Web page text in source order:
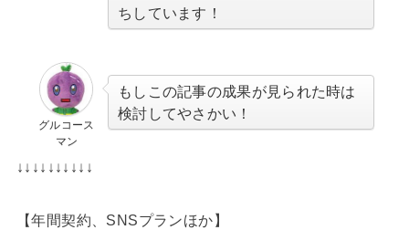
ちしています！
グルコース
マン
もしこの記事の成果が見られた時は
検討してやさかい！
↓↓↓↓↓↓↓↓↓↓
【年間契約、SNSプランほか】